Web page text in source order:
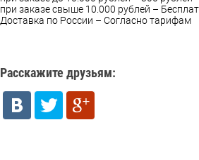
при заказе свыше 10.000 рублей –
Доставка по России – Согласно тарифам
Расскажите друзьям: